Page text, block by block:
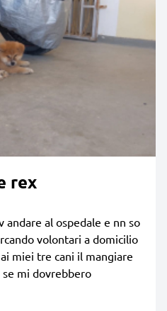
rex
andare al ospedale e nn so
volontari a domicilio
miei tre cani il mangiare
se mi dovrebbero